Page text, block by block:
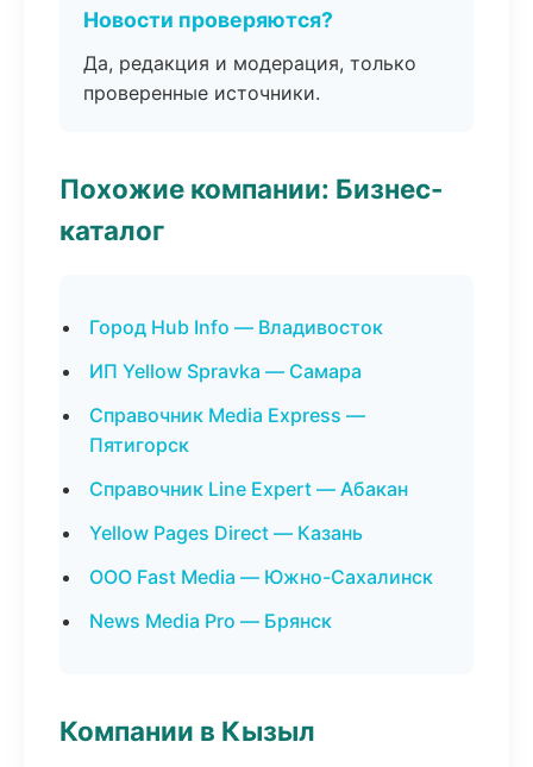
Новости проверяются?
Да, редакция и модерация, только
проверенные источники.
Похожие компании: Бизнес-
каталог
Город Hub Info — Владивосток
ИП Yellow Spravka — Самара
Справочник Media Express —
Пятигорск
Справочник Line Expert — Абакан
Yellow Pages Direct — Казань
ООО Fast Media — Южно-Сахалинск
News Media Pro — Брянск
Компании в Кызыл